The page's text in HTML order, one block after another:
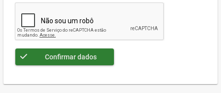
Confirmar dados